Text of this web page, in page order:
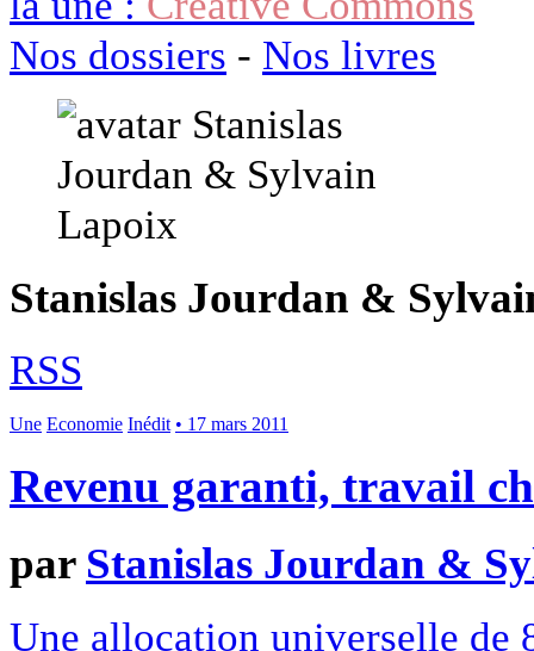
Nos dossiers - Nos livres
Stanislas Jourdan &
RSS
Une Economie Inédit • 17 mars 2011
Revenu garanti, travail
par Stanislas Jourdan &
Une allocation universelle de